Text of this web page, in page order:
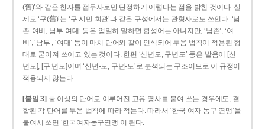
(舊)’와 같은 한자를 접두사로만 단정하기 어렵다는 점을 밝힌 것이다. 실
제로 ‘구(舊)’는 ‘구 시민 회관’과 같은 구성에서는 관형사로도 쓰인다. ‘남
존­-여비, 남부-­여대’ 등은 엄밀히 말하면 합성어는 아니지만, ‘남존’, ‘여
비’, ‘남부’, ‘여대’ 등이 마치 단어와 같이 인식되어 두음 법칙이 적용된 형
태로 굳어져 쓰이고 있는 것이다. 한편 ‘신년도, 구년도’ 등은 발음이 [신
년도], [구ː년도]이며 ‘신년­-도, 구년-­도’로 분석되는 구조이므로 이 규정이
적용되지 않는다.
[붙임 3] 둘 이상의 단어로 이루어진 고유 명사를 붙여 쓰는 경우에도, 결
합된 각 단어를 두음 법칙에 따라 적는다. 따라서 ‘한국 여자 농구 연맹’을
붙여서 쓰면 ‘한국여자농구연맹’이 된다.